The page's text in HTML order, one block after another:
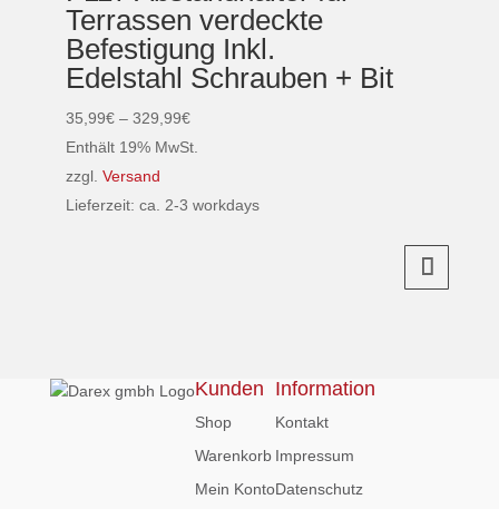
Varianten
auf.
Die
Optionen
können
der
Terrassen verdeckte
Befestigung Inkl.
Edelstahl Schrauben + Bit
35,99€ – 329,99€Preisspanne:
35,99€
329,99€
Enthält 19% MwSt.
zzgl. Versand
Lieferzeit: ca. 2-3 workdays
auf.
Kunden
Shop
Warenkorb
Mein Konto
Information
Kontakt
Impressum
Datenschutz